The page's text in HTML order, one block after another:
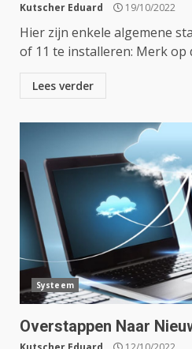
Kutscher Eduard 19/10/2022
Hier zijn enkele algemene
of 11 te installeren: Merk op
Lees verder
Systeem
Overstappen Naar